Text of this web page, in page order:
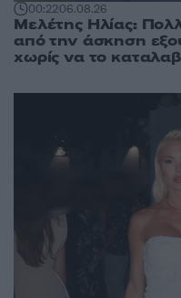
00:2206.08.26
Μελέτης Ηλίας:
από την άσκηση
χωρίς να το